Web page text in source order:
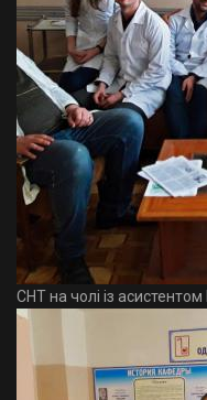
СНТ на чолі із